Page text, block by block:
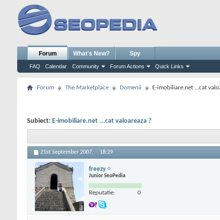
Forum
FAQ Calendar Community Forum Actions Quick Links
What's New? Spy
Forum The Marketplace Domenii E-imobiliare.net ...cat
Subiect: E-imobiliare.net ...cat valoareaza ?
21st September 2007, 18:29
freezy
Junior SeoPedia
Reputatie: 0